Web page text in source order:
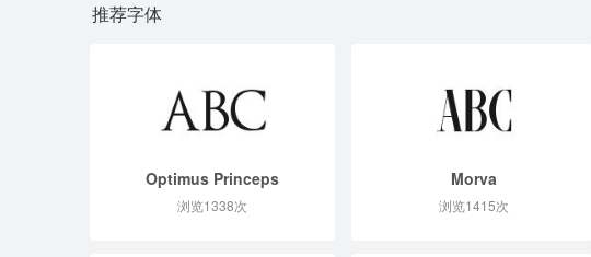
推荐字体
Optimus Princeps
浏览1338次
Morva
浏览1415次